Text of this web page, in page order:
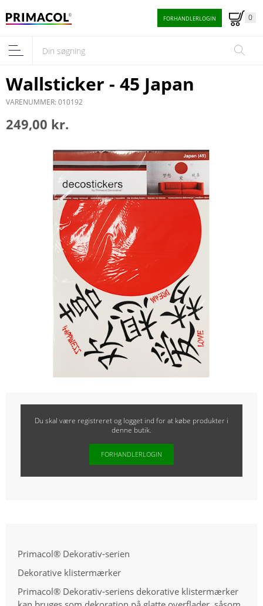
FORHANDLERLOGIN 0
Wallsticker - 45 Japan
VARENUMMER: 010192
249,00 kr.
Du skal være registreret og logget ind for at købe produkter i
denne butik.
FORHANDLERLOGIN
Primacol® Dekorativ-serien
Dekorative klistermærker
Primacol® Dekorativ-seriens dekorative klistermærker